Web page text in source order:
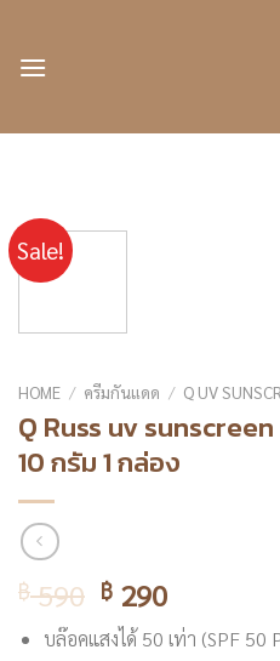
content
Sale!
HOME / ครีมกันแดด / Q UV
Q Russ uv sunscreen
10 กรัม 1 กล่อง
฿590 ฿ 290
บล๊อคแสงได้ 50 เท่า (SPF 50